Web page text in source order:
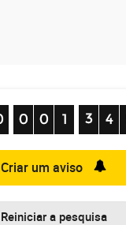
Criar um aviso
Reiniciar a pesquisa